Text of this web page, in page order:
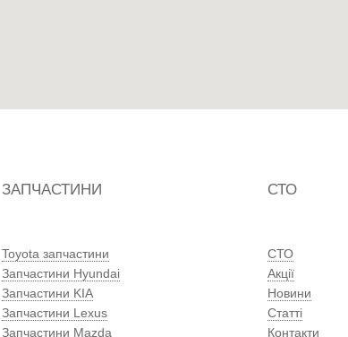
ЗАПЧАСТИНИ
Toyota запчастини
Запчастини Hyundai
Запчастини KIA
Запчастини Lexus
Запчастини Mazda
СТО
СТО
Акції
Новини
Статті
Контакти